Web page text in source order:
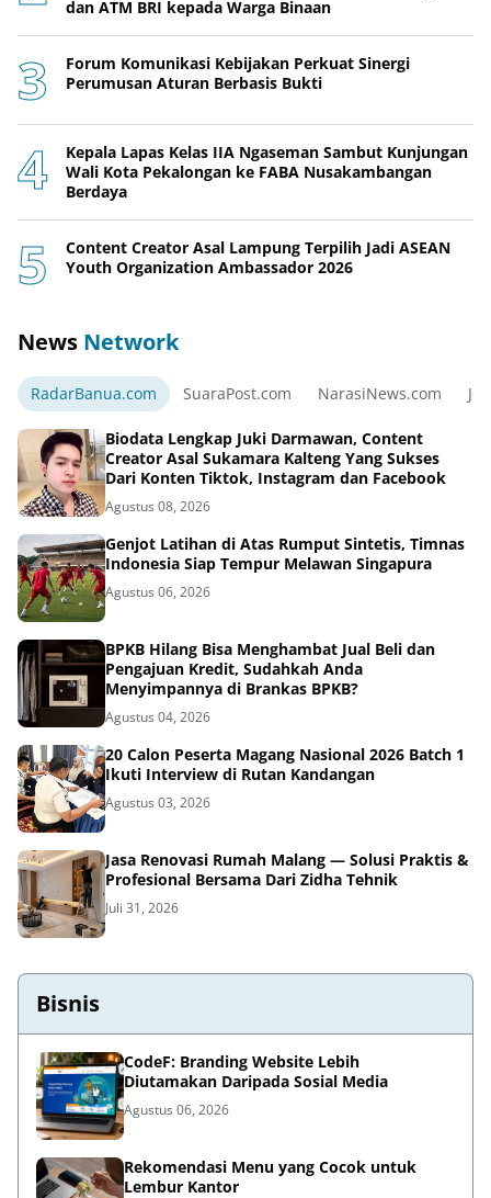
dan ATM BRI kepada Warga Binaan
Forum Komunikasi Kebijakan Perkuat Sinergi
Perumusan Aturan Berbasis Bukti
Kepala Lapas Kelas IIA Ngaseman Sambut Kunjungan
Wali Kota Pekalongan ke FABA Nusakambangan
Berdaya
Content Creator Asal Lampung Terpilih Jadi ASEAN
Youth Organization Ambassador 2026
News Network
RadarBanua.com SuaraPost.com NarasiNews.com
Biodata Lengkap Juki Darmawan, Content
Creator Asal Sukamara Kalteng Yang Sukses
Dari Konten Tiktok, Instagram dan Facebook
Agustus 08, 2026
Genjot Latihan di Atas Rumput Sintetis, Timnas
Indonesia Siap Tempur Melawan Singapura
Agustus 06, 2026
BPKB Hilang Bisa Menghambat Jual Beli dan
Pengajuan Kredit, Sudahkah Anda
Menyimpannya di Brankas BPKB?
Agustus 04, 2026
20 Calon Peserta Magang Nasional 2026 Batch 1
Ikuti Interview di Rutan Kandangan
Agustus 03, 2026
Jasa Renovasi Rumah Malang — Solusi Praktis &
Profesional Bersama Dari Zidha Tehnik
Juli 31, 2026
Bisnis
CodeF: Branding Website Lebih
Diutamakan Daripada Sosial Media
Agustus 06, 2026
Rekomendasi Menu yang Cocok untuk
Lembur Kantor